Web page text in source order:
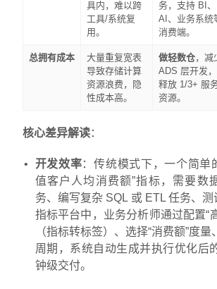
具内，难以跨
工具/系统复
用。
务，支持 BI、
AI、业务系统
消费端。
总拥有成本
大量重复宽表
导致存储计算
资源浪费，隐
性成本高。
做轻数仓，减
ADS 层开发
释放 1/3+ 服
资源。
核心差异解读：
开发效率：传统模式下，一个简单
值客户人均消费额”指标，需要数
务、编写复杂 SQL 或 ETL 任务、
指标平台中，业务分析师通过配置“
（指标转标签）、选择“消费额”度量
周期，系统自动生成并执行优化后
钟级交付。